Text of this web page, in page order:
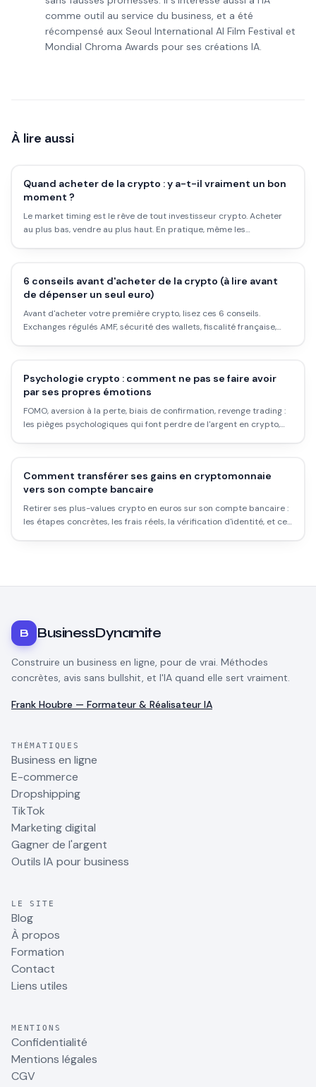
comme outil au service du business, et a été
récompensé aux Seoul International AI Film Festival et
Mondial Chroma Awards pour ses créations IA.
À lire aussi
Quand acheter de la crypto : y a-t-il vraiment un bon
moment ?
Le market timing est le rêve de tout investisseur crypto. Acheter
au plus bas, vendre au plus haut. En pratique, même les
6 conseils avant d'acheter de la crypto (à lire avant
de dépenser un seul euro)
Avant d'acheter votre première crypto, lisez ces 6 conseils.
Exchanges régulés AMF, sécurité des wallets, fiscalité française,
Psychologie crypto : comment ne pas se faire avoir
par ses propres émotions
FOMO, aversion à la perte, biais de confirmation, revenge trading :
les pièges psychologiques qui font perdre de l'argent en crypto,
Comment transférer ses gains en cryptomonnaie
vers son compte bancaire
Retirer ses plus-values crypto en euros sur son compte bancaire :
les étapes concrètes, les frais réels, la vérification d'identité, et ce
B BusinessDynamite
Construire un business en ligne, pour de vrai. Méthodes
concrètes, avis sans bullshit, et l'IA quand elle sert vraiment.
Frank Houbre — Formateur & Réalisateur IA
THÉMATIQUES
Business en ligne
E-commerce
Dropshipping
TikTok
Marketing digital
Gagner de l'argent
Outils IA pour business
LE SITE
Blog
À propos
Formation
Contact
Liens utiles
MENTIONS
Confidentialité
Mentions légales
CGV